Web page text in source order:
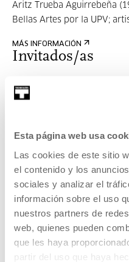
Esta página web usa
Las cookies de este sitio
el contenido y los
sociales y analizar el
información sobre el uso
nuestros partners de
web, quienes pueden
que les haya
partir del uso que haya
Aritz Trueba Aguirrebeña
Bellas Artes por la UPV;
MÁS INFORMACIÓN
Invitados/as
Paula Estévez
Paula Estévez (Donostia
ilustradora. Tras finalizar la
MÁS INFORMACIÓN
Mai Egurza